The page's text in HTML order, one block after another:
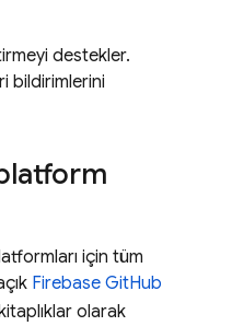
destekler.
bildirimlerini
için tüm
Firebase GitHub
olarak